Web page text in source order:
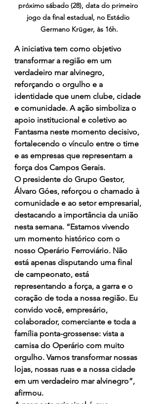
próximo sábado (28), data do primeiro
jogo da final estadual, no Estádio
Germano Krüger, às 16h.
A iniciativa tem como objetivo
transformar a região em um
verdadeiro mar alvinegro,
reforçando o orgulho e a
identidade que unem clube, cidade
e comunidade. A ação simboliza o
apoio institucional e coletivo ao
Fantasma neste momento decisivo,
fortalecendo o vínculo entre o time
e as empresas que representam a
força dos Campos Gerais.
O presidente do Grupo Gestor,
Álvaro Góes, reforçou o chamado à
comunidade e ao setor empresarial,
destacando a importância da união
nesta semana. “Estamos vivendo
um momento histórico com o
nosso Operário Ferroviário. Não
está apenas disputando uma final
de campeonato, está
representando a força, a garra e o
coração de toda a nossa região. Eu
convido você, empresário,
colaborador, comerciante e toda a
família ponta-grossense: vista a
camisa do Operário com muito
orgulho. Vamos transformar nossas
lojas, nossas ruas e a nossa cidade
em um verdadeiro mar alvinegro”,
afirmou.